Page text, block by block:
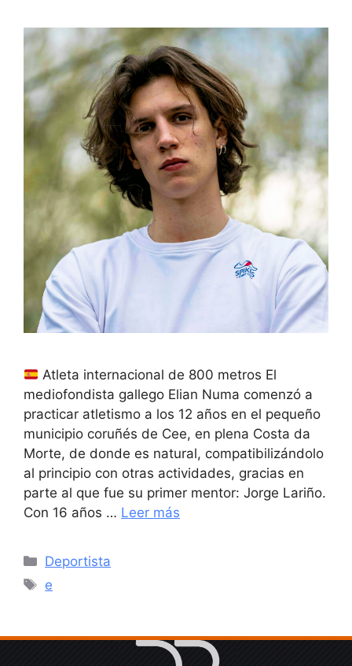
Atleta internacional de 800 metros El
mediofondista gallego Elian Numa comenzó a
practicar atletismo a los 12 años en el pequeño
municipio coruñés de Cee, en plena Costa da
Morte, de donde es natural, compatibilizándolo
al principio con otras actividades, gracias en
parte al que fue su primer mentor: Jorge Lariño.
Con 16 años … Leer más
Categorías
Deportista
Etiquetas
e